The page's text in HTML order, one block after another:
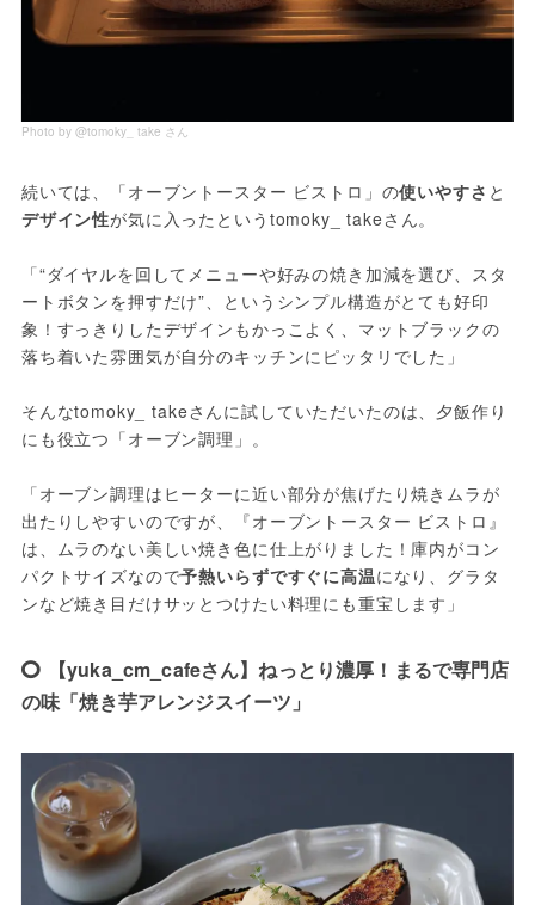
Photo by @tomoky_ take さん
続いては、「オーブントースター ビストロ」の使いやすさ と
デザイン性が気に入ったというtomoky_ takeさん。
「“ダイヤルを回してメニューや好みの焼き加減を選び、スタ
ートボタンを押すだけ”、というシンプル構造がとても好印
象！すっきりしたデザインもかっこよく、マットブラックの
落ち着いた雰囲気が自分のキッチンにピッタリでした」
そんなtomoky_ takeさんに試していただいたのは、夕飯作り
にも役立つ「オーブン調理」。
「オーブン調理はヒーターに近い部分が焦げたり焼きムラが
出たりしやすいのですが、『オーブントースター ビストロ』
は、ムラのない美しい焼き色に仕上がりました！庫内がコン
パクトサイズなので予熱いらずですぐに高温になり、グラタ
ンなど焼き目だけサッとつけたい料理にも重宝します」
【yuka_cm_cafeさん】ねっとり濃厚！まるで専門店
の味「焼き芋アレンジスイーツ」